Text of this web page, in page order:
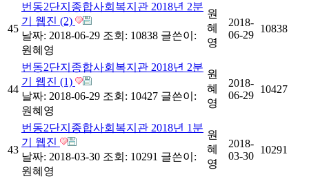
45
번동2단지종합사회복지관 2018년 2분
기 웹진 (2)
날짜: 2018-06-29 조회: 10838 글쓴이:
원혜영
원
혜
영
2018-
06-29
10838
44
번동2단지종합사회복지관 2018년 2분
기 웹진 (1)
날짜: 2018-06-29 조회: 10427 글쓴이:
원혜영
원
혜
영
2018-
06-29
10427
43
번동2단지종합사회복지관 2018년 1분
기 웹진
날짜: 2018-03-30 조회: 10291 글쓴이:
원혜영
원
혜
영
2018-
03-30
10291